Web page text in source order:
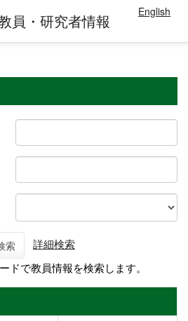
員・研究者情報 English
索
詳細検索
ドで教員情報を検索します。